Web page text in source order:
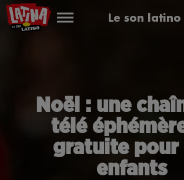
Le son latino
Noël : une
télé
gratuite pour
enfants